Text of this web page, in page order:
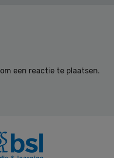
om een reactie te plaatsen.